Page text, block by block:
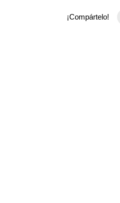
¡Compártelo!